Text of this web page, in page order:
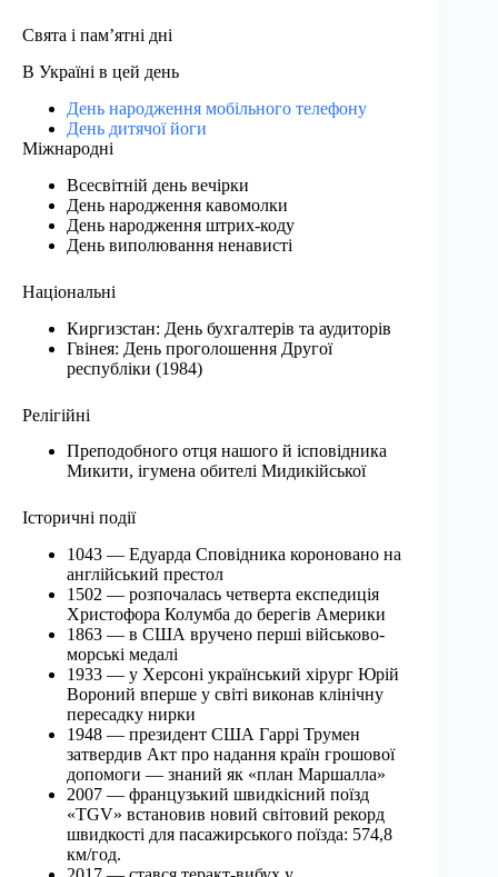
Свята і пам’ятні дні
В Україні в цей день
День народження мобільного телефону
День дитячої йоги
Міжнародні
Всесвітній день вечірки
День народження кавомолки
День народження штрих-коду
День виполювання ненависті
Національні
Киргизстан: День бухгалтерів та аудиторів
Гвінея: День проголошення Другої
республіки (1984)
Релігійні
Преподобного отця нашого й ісповідника
Микити, ігумена обителі Мидикійської
Історичні події
1043 — Едуарда Сповідника короновано на
англійський престол
1502 — розпочалась четверта експедиція
Христофора Колумба до берегів Америки
1863 — в США вручено перші військово-
морські медалі
1933 — у Херсоні український хірург Юрій
Вороний вперше у світі виконав клінічну
пересадку нирки
1948 — президент США Гаррі Трумен
затвердив Акт про надання країн грошової
допомоги — знаний як «план Маршалла»
2007 — французький швидкісний поїзд
«TGV» встановив новий світовий рекорд
швидкості для пасажирського поїзда: 574,8
км/год.